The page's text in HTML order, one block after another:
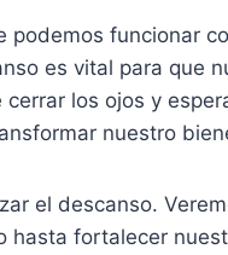
funcionar
es vital para que
los ojos y
nuestro
el descanso.
hasta fortalecer